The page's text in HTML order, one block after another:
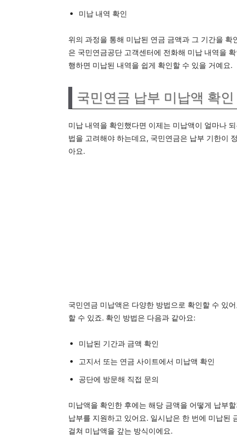
미납 내역 확인
위의 과정을 통해 미납된 연금 금액과 그 기간을
은 국민연금공단 고객센터에 전화해 미납 내역을
행하면 미납된 내역을 쉽게 확인할 수 있을 거예요.
국민연금 납부 미납액 확
미납 내역을 확인했다면 이제는 미납액이 얼마나
법을 고려해야 하는데요, 국민연금은 납부 기한이
아요.
국민연금 미납액은 다양한 방법으로 확인할 수 있
할 수 있죠. 확인 방법은 다음과 같아요:
미납된 기간과 금액 확인
고지서 또는 연금 사이트에서 미납액 확인
공단에 방문해 직접 문의
미납액을 확인한 후에는 해당 금액을 어떻게 납부
납부를 지원하고 있어요. 일시납은 한 번에 미납된
걸쳐 미납액을 갚는 방식이에요.